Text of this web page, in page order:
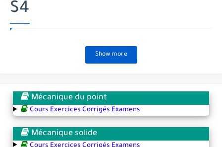
Chute libre verticale d’un solide
S4
Show more
Mécanique du point
Cours Exercices Corrigés Examens
Mécanique solide